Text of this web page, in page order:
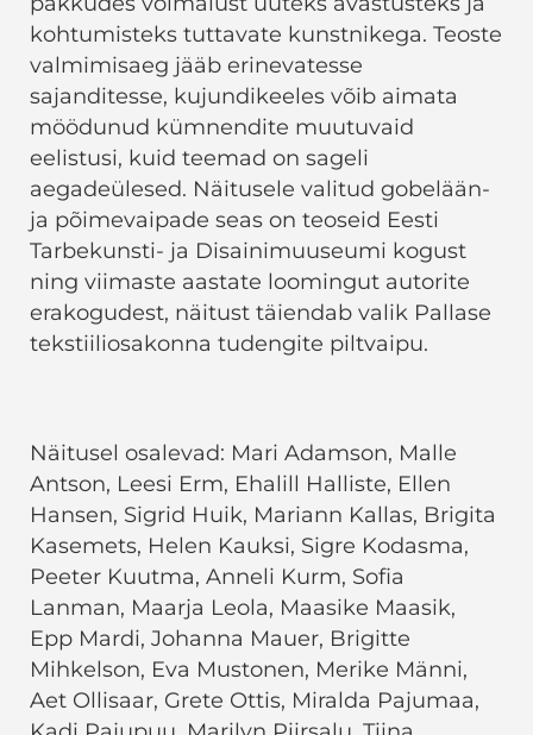
kohtumisteks tuttavate kunstnikega. Teoste
valmimisaeg jääb erinevatesse
sajanditesse, kujundikeeles võib aimata
möödunud kümnendite muutuvaid
eelistusi, kuid teemad on sageli
aegadeülesed. Näitusele valitud gobelään-
ja põimevaipade seas on teoseid Eesti
Tarbekunsti- ja Disainimuuseumi kogust
ning viimaste aastate loomingut autorite
erakogudest, näitust täiendab valik Pallase
tekstiiliosakonna tudengite piltvaipu.
Näitusel osalevad: Mari Adamson, Malle
Antson, Leesi Erm, Ehalill Halliste, Ellen
Hansen, Sigrid Huik, Mariann Kallas, Brigita
Kasemets, Helen Kauksi, Sigre Kodasma,
Peeter Kuutma, Anneli Kurm, Sofia
Lanman, Maarja Leola, Maasike Maasik,
Epp Mardi, Johanna Mauer, Brigitte
Mihkelson, Eva Mustonen, Merike Männi,
Aet Ollisaar, Grete Ottis, Miralda Pajumaa,